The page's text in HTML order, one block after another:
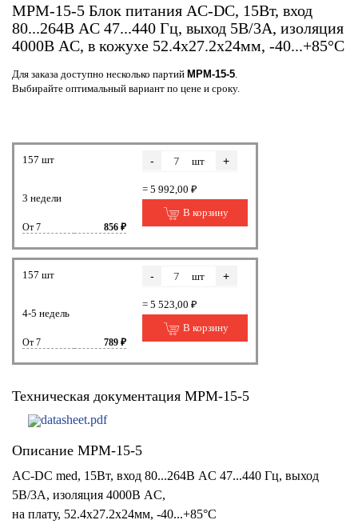
MPM-15-5 Блок питания AC-DC, 15Вт, вход
80...264В AC 47...440 Гц, выход 5В/3А, изоляция
4000В AC, в кожухе 52.4х27.2х24мм, -40...+85°C
Для заказа доступно несколько партий MPM-15-5
Выбирайте оптимальный вариант по цене и сроку.
157 шт
3 недели
От 7 856 ₽
- шт +
= 5 992,00 ₽
В корзину
157 шт
4-5 недель
От 7 789 ₽
- шт +
= 5 523,00 ₽
В корзину
Техническая документация MPM-15-5
datasheet.pdf
Описание MPM-15-5
AC-DC med, 15Вт, вход 80...264В AC 47...440 Гц, выход
5В/3А, изоляция 4000В AC,
на плату, 52.4х27.2х24мм, -40...+85°C